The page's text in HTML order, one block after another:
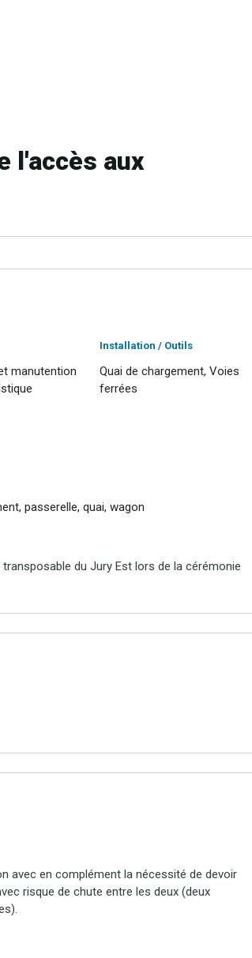
l'accès aux
manutention
Installation / Outils
Quai de chargement, Voies
ferrées
passerelle, quai, wagon
du Jury Est lors de la cérémonie
avec en complément la nécessité de devoir
risque de chute entre les deux (deux